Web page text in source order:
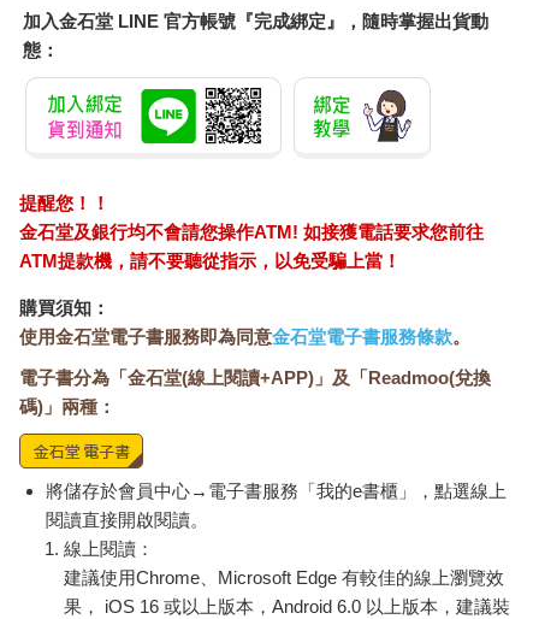
想法、直接遭到否定的人會有什麼感受等。稍微隔一段時間之後
再說明，或是由第三者來說，都很有效。多累積一點這樣的經
驗，有ASD的人想必就能逐漸學會不要太執著於自己的觀點。
【生活指引】該如何判斷哪些話能說，哪些話不能說？
接。開口前可以先試著停下來想一想：「如果我這麼說，對方會
有什麼感受？」思考過後再說出口。當自己的發言導致對方表情
變得凝重時，建議接下來的說法要再委婉一點。只要有這樣的意
識，就能帶來很大的改變喔！
「不能稍微忍耐一下嗎？」「也太暴躁了吧？」
＊無法理解「平常」，所以忍不住煩躁＊
ADHD的特質之一是情緒控制能力差，但這多半會隨著年齡成長
而改善；話雖如此，仍有些人即使在成年後，依然受其影響。比
如在餐廳裡被要求等待時，就會忍不住對店員發飆；就算店員只
是按標準作業流程處理，有些人也會因此發怒。
加入金石堂 LINE 官方帳號『完成綁定』，隨時掌握出貨動
態：
提醒您！！
金石堂及銀行均不會請您操作ATM! 如接獲電話要求您前往
ATM提款機，請不要聽從指示，以免受騙上當！
購買須知：
使用金石堂電子書服務即為同意金石堂電子書服務條款。
電子書分為「金石堂(線上閱讀+APP)」及「Readmoo(兌換
碼)」兩種：
將儲存於會員中心→電子書服務「我的e書櫃」，點選線上
閱讀直接開啟閱讀。
線上閱讀：
建議使用Chrome、Microsoft Edge 有較佳的線上瀏覽效
果， iOS 16 或以上版本，Android 6.0 以上版本，建議裝